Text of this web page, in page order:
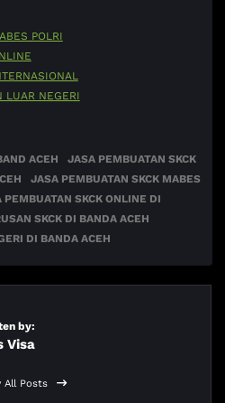
POLRI
LUAR NEGERI
ACEH
JASA PEMBUATAN SKCK
JASA PEMBUATAN SKCK MABES
PEMBUATAN SKCK ONLINE DI
SKCK DI BANDA ACEH
DI BANDA ACEH
by:
Visa
All Posts